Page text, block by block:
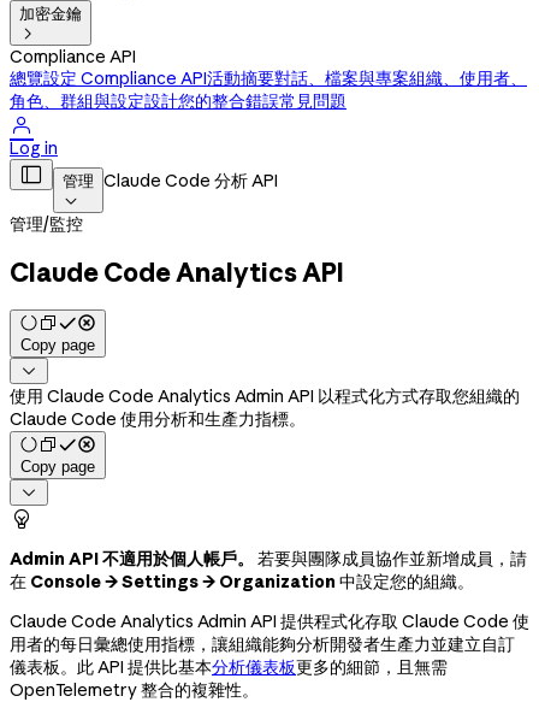
加密金鑰

Compliance API
總覽設定 Compliance API活動摘要對話、檔案與專案組織、使用者、
角色、群組與設定設計您的整合錯誤常見問題

Log in
 管理

Claude Code 分析 API
管理/監控
Claude Code Analytics API
Copy page

使用 Claude Code Analytics Admin API 以程式化方式存取您組織的
Claude Code 使用分析和生產力指標。
Copy page


Admin API 不適用於個人帳戶。
若要與團隊成員協作並新增成員，請
在 Console → Settings → Organization 中設定您的組織。
Claude Code Analytics Admin API 提供程式化存取 Claude Code 使
用者的每日彙總使用指標，讓組織能夠分析開發者生產力並建立自訂
儀表板。此 API 提供比基本分析儀表板更多的細節，且無需
OpenTelemetry 整合的複雜性。